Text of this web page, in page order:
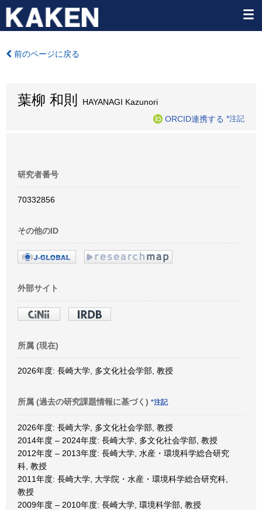
前のページに戻る
葉柳 和則
HAYANAGI Kazunori
ORCID連携する *注記
研究者番号
70332856
その他のID
外部サイト
所属 (現在)
2026年度: 長崎大学, 多文化社会学部, 教授
所属 (過去の研究課題情報に基づく) *注記
2026年度: 長崎大学, 多文化社会学部, 教授
2014年度 – 2024年度: 長崎大学, 多文化社会学部, 教授
2012年度 – 2013年度: 長崎大学, 水産・環境科学総合研究
科, 教授
2011年度: 長崎大学, 大学院・水産・環境科学総合研究科,
教授
2009年度 – 2010年度: 長崎大学, 環境科学部, 教授